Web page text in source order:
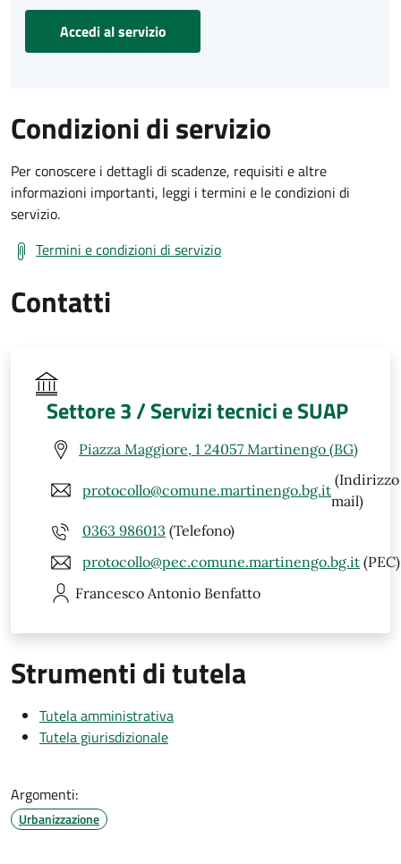
Accedi al servizio
Condizioni di servizio
Per conoscere i dettagli di scadenze, requisiti e altre
informazioni importanti, leggi i termini e le condizioni di
servizio.
Termini e condizioni di servizio
Contatti
Settore 3 / Servizi tecnici e SUAP
Piazza Maggiore, 1 24057 Martinengo (BG)
protocollo@comune.martinengo.bg.it
(Indirizzo
mail)
0363 986013 (Telefono)
protocollo@pec.comune.martinengo.bg.it (PEC)
Francesco Antonio Benfatto
Strumenti di tutela
Tutela amministrativa
Tutela giurisdizionale
Argomenti:
Urbanizzazione